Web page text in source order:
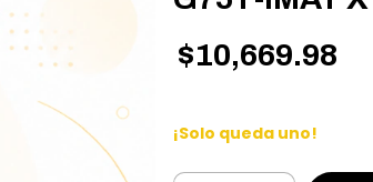
$10,669.98
¡Solo queda uno!